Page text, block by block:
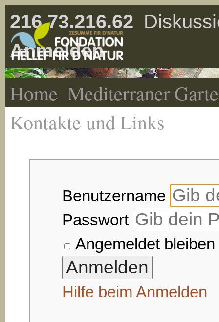
216.73.216.62
Anmelden
Home Mediterraner
Kontakte und Links
Benutzername
Passwort
Angemeldet bleiben
Hilfe beim Anmelden